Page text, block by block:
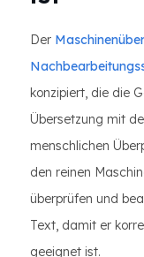
Der
konzipiert, die die
Übersetzung mit
menschlichen
den reinen
überprüfen und
Text, damit er
geeignet ist.